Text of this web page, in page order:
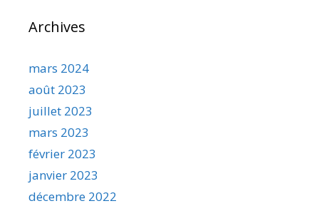
Archives
mars 2024
août 2023
juillet 2023
mars 2023
février 2023
janvier 2023
décembre 2022